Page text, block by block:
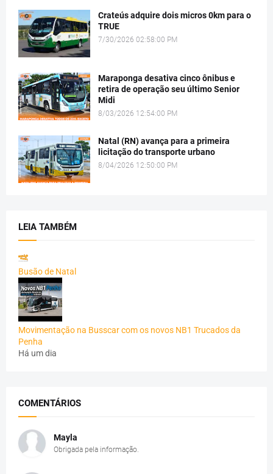
Crateús adquire dois micros 0km para o
TRUE
7/30/2026 02:58:00 PM
Maraponga desativa cinco ônibus e
retira de operação seu último Senior
Midi
8/03/2026 12:54:00 PM
Natal (RN) avança para a primeira
licitação do transporte urbano
8/04/2026 12:50:00 PM
LEIA TAMBÉM
Busão de Natal
Movimentação na Busscar com os novos NB1 Trucados da
Penha
Há um dia
COMENTÁRIOS
Mayla
Obrigada pela informação.